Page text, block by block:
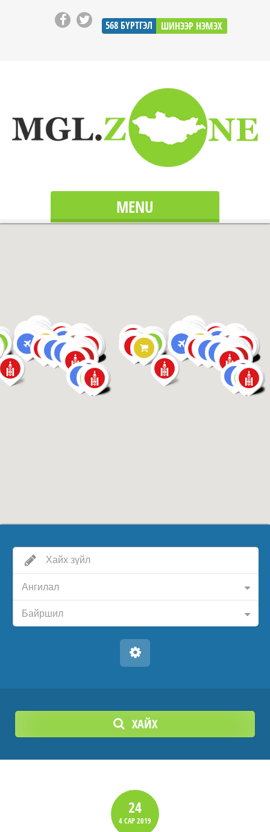
568 БҮРТГЭЛ ШИНЭЭР НЭМЭХ
MENU
Ангилал
Байршил
ХАЙХ
24
4 САР2019